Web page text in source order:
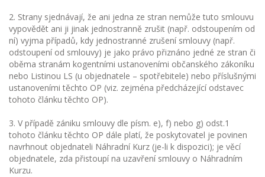
2. Strany sjednávají, že ani jedna ze stran nemůže tuto smlouvu
vypovědět ani ji jinak jednostranně zrušit (např. odstoupením od
ní) vyjma případů, kdy jednostranné zrušení smlouvy (např.
odstoupení od smlouvy) je jako právo přiznáno jedné ze stran či
oběma stranám kogentními ustanoveními občanského zákoníku
nebo Listinou LS (u objednatele – spotřebitele) nebo příslušnými
ustanoveními těchto OP (viz. zejména předcházející odstavec
tohoto článku těchto OP).
3. V případě zániku smlouvy dle písm. e), f) nebo g) odst.1
tohoto článku těchto OP dále platí, že poskytovatel je povinen
navrhnout objednateli Náhradní Kurz (je-li k dispozici); je věcí
objednatele, zda přistoupí na uzavření smlouvy o Náhradním
Kurzu.